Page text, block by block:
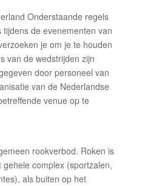
Onderstaande regels
de evenementen van
je om je te houden
van de wedstrijden zijn
door personeel van
van de Nederlandse
venue op te
rookverbod. Roken is
complex (sportzalen,
als buiten op het